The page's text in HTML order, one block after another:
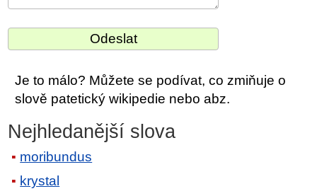
Je to málo? Můžete se podívat, co zmiňuje o
slově patetický wikipedie nebo abz.
Nejhledanější slova
moribundus
krystal